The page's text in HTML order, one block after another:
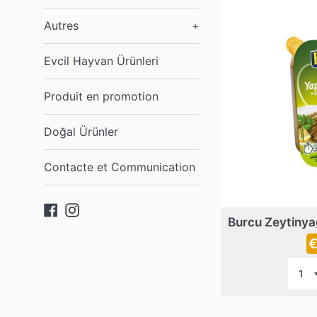
Autres +
Evcil Hayvan Ürünleri
Produit en promotion
Doğal Ürünler
Contacte et Communication
Facebook
Instagram